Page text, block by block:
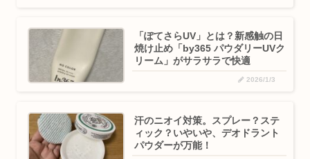
「ぽてさらUV」とは？新感触の日
焼け止め「by365 パウダリーUVク
リーム」がサラサラで快適
2026/1/3
汗のニオイ対策。スプレー？ステ
ィック？いやいや、デオドラント
パウダーが万能！